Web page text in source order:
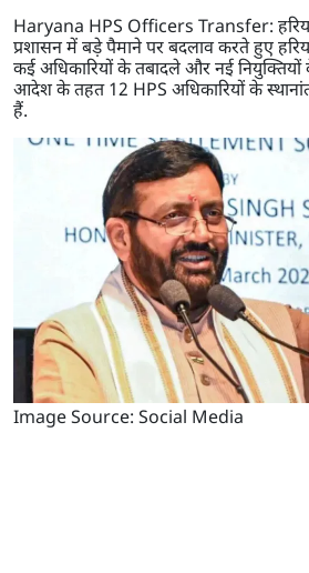
Haryana HPS Officers Transfer:
प्रशासन में बड़े पैमाने पर बदलाव करते हुए
कई अधिकारियों के तबादले और नई
आदेश के तहत 12 HPS अधिकारियों के
हैं.
Image Source: Social Media